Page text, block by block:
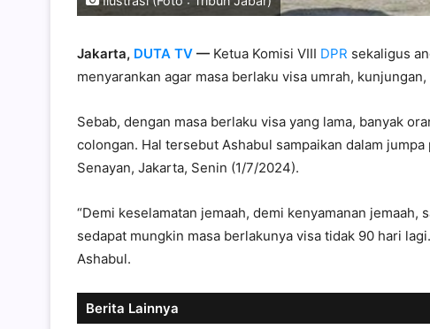
Jakarta, DUTA TV — Ketua Komisi VIII DPR sekaligus
menyarankan agar masa berlaku visa umrah,
Sebab, dengan masa berlaku visa yang lama, banyak
colongan. Hal tersebut Ashabul sampaikan dalam
Senayan, Jakarta, Senin (1/7/2024).
“Demi keselamatan jemaah, demi kenyamanan
sedapat mungkin masa berlakunya visa tidak 90 hari
Ashabul.
Berita Lainnya